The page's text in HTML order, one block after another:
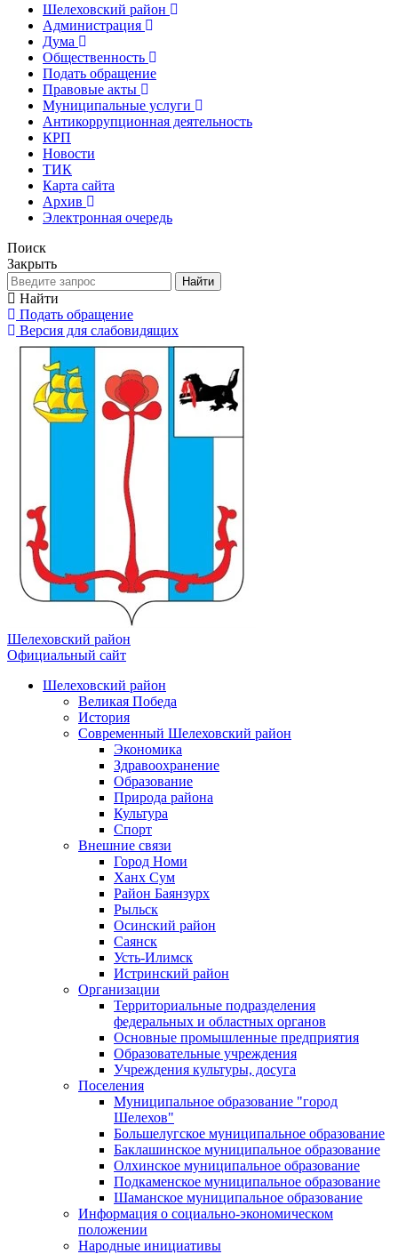
Шелеховский район
Администрация
Дума
Общественность
Подать обращение
Правовые акты
Муниципальные услуги
Антикоррупционная деятельность
КРП
Новости
ТИК
Карта сайта
Архив
Электронная очередь
Поиск
Закрыть
Найти
Найти
Подать обращение
Версия для слабовидящих
Шелеховский район
Официальный сайт
Шелеховский район
Великая Победа
История
Современный Шелеховский район
Экономика
Здравоохранение
Образование
Природа района
Культура
Спорт
Внешние связи
Город Номи
Ханх Сум
Район Баянзурх
Рыльск
Осинский район
Саянск
Усть-Илимск
Истринский район
Организации
Территориальные подразделения
федеральных и областных органов
Основные промышленные предприятия
Образовательные учреждения
Учреждения культуры, досуга
Поселения
Муниципальное образование "город
Шелехов"
Большелугское муниципальное образование
Баклашинское муниципальное образование
Олхинское муниципальное образование
Подкаменское муниципальное образование
Шаманское муниципальное образование
Информация о социально-экономическом
положении
Народные инициативы